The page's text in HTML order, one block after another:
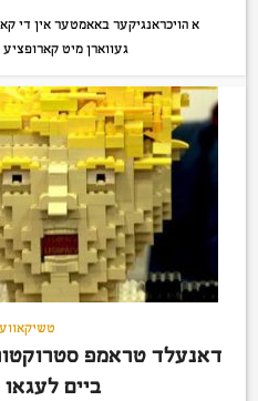
א הויכראנגיקער באאמטער אין די
געווארן מיט
דאנעלד טראמפ
ביים לעגאו